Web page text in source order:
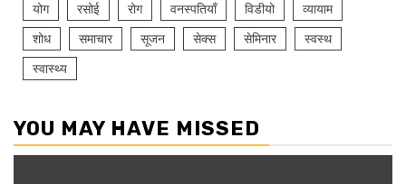
योग रसोई रोग वनस्पतियाँ विडीयो व्यायाम
शोध समाचार सूजन सेक्स सेमिनार स्वस्थ
स्वास्थ्य
YOU MAY HAVE MISSED